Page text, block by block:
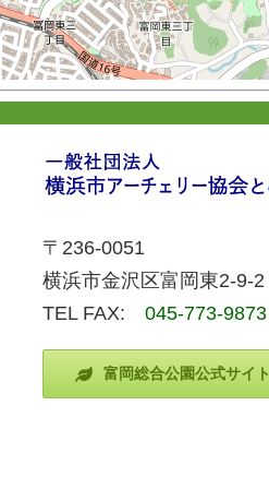
〒236-0051
横浜市金沢区富岡東2-9-2
TEL FAX:045-773-9873
富岡総合公園公式サイト